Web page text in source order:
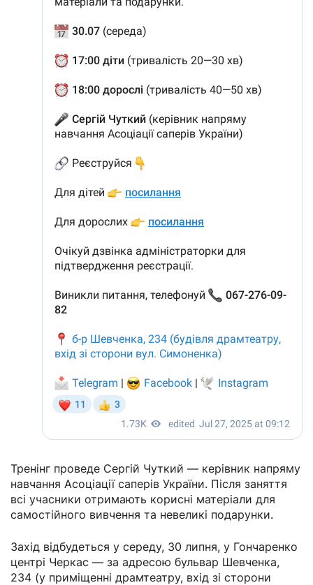
Тренінг проведе Сергій Чуткий — керівник напряму
навчання Асоціації саперів України. Після заняття
всі учасники отримають корисні матеріали для
самостійного вивчення та невеликі подарунки.
Захід відбудеться у середу, 30 липня, у Гончаренко
центрі Черкас — за адресою бульвар Шевченка,
234 (у приміщенні драмтеатру, вхід зі сторони